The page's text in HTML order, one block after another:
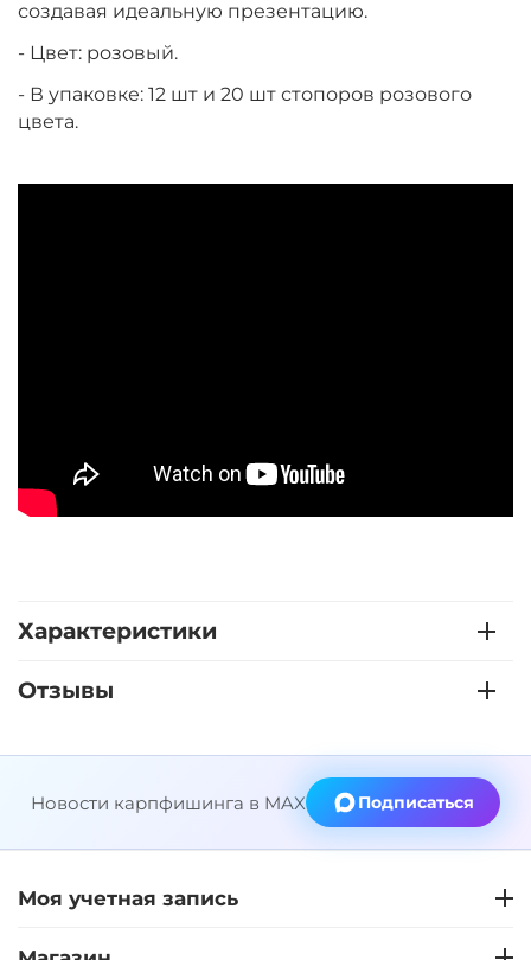
создавая идеальную презентацию.
- Цвет: розовый.
- В упаковке: 12 шт и 20 шт стопоров розового
цвета.
Характеристики
Отзывы
Новости карпфишинга в MAX Подписаться
Моя учетная запись